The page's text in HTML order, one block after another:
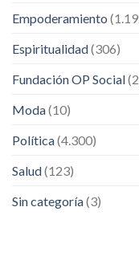
Empoderamiento
Espiritualidad(306)
Fundación OP Social
Moda(10)
Política(4.300)
Salud(123)
Sin categoría(3)